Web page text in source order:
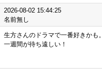
2026-08-02 15:44:25
名前無し
生方さんのドラマで一番好きかも。
一週間が待ち遠しい！